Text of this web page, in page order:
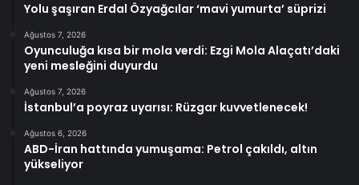
Yolu şaşıran Erdal Özyağcılar ‘mavi yumurta’ süprizi
Ağustos 7, 2026
Oyunculuğa kısa bir mola verdi: Ezgi Mola Alaçatı’daki
yeni mesleğini duyurdu
Ağustos 7, 2026
İstanbul’a poyraz uyarısı: Rüzgar kuvvetlenecek!
Ağustos 6, 2026
ABD-İran hattında yumuşama: Petrol çakıldı, altın
yükseliyor